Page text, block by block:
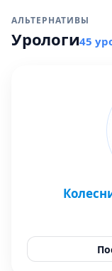
АЛЬТЕРНАТИВЫ
Урологи45